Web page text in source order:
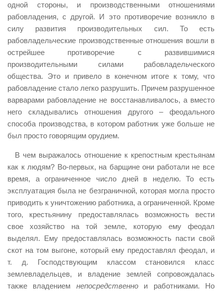
одной стороны, и производственными отношениями
рабовладения, с другой. И это противоречие возникло в
силу развития производительных сил. То есть
рабовладельческие производственные отношения вошли в
острейшее противоречие с развившимися
производительными силами рабовладельческого
общества. Это и привело в конечном итоге к тому, что
рабовладение стало легко разрушить. Причем разрушенное
варварами рабовладение не восстанавливалось, а вместо
него складывались отношения другого – феодального
способа производства, в котором работник уже больше не
был просто говорящим орудием.
В чем выражалось отношение к крепостным крестьянам
как к людям? Во-первых, на барщине они работали не все
время, а ограниченное число дней в неделю. То есть
эксплуатация была не безграничной, которая могла просто
приводить к уничтожению работника, а ограниченной. Кроме
того, крестьянину предоставлялась возможность вести
свое хозяйство на той земле, которую ему феодал
выделял. Ему предоставлялась возможность пасти свой
скот на том выгоне, который ему предоставлял феодал, и
т. д. Господствующим классом становился класс
землевладельцев, и владение землей сопровождалась
также владением непосредственнои работниками. Но